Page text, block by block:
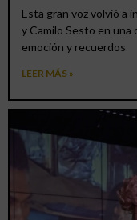
Esta gran voz volvió a
y Camilo Sesto en una
emoción y recuerdos
LEER MÁS »